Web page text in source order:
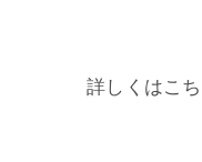
詳しくはこ